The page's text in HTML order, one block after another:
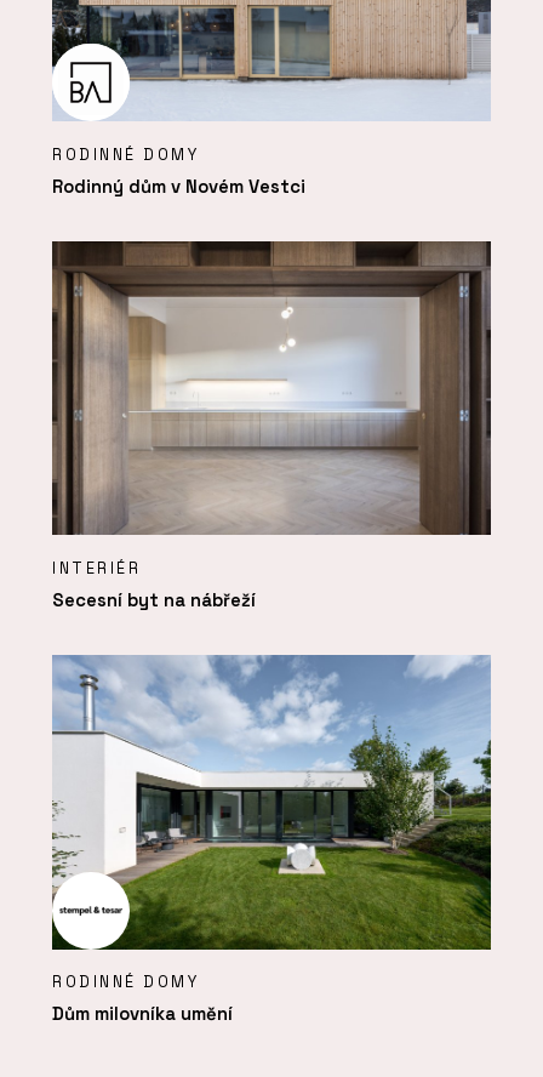
RODINNÉ DOMY
Rodinný dům v Novém Vestci
INTERIÉR
Secesní byt na nábřeží
RODINNÉ DOMY
Dům milovníka umění